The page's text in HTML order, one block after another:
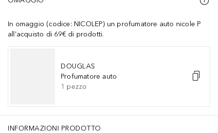
In omaggio (codice: NICOLEP) un profumatore auto nicole P
all'acquisto di 69€ di prodotti.
DOUGLAS
Profumatore auto
1 pezzo
INFORMAZIONI PRODOTTO